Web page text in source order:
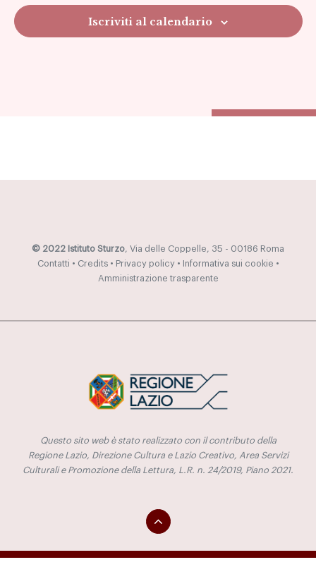
Iscriviti al calendario
© 2022 Istituto Sturzo, Via delle Coppelle, 35 - 00186 Roma
Contatti • Credits• Privacy policy• Informativa sui cookie •
Amministrazione trasparente
Questo sito web è stato realizzato con il contributo della
Regione Lazio, Direzione Cultura e Lazio Creativo, Area Servizi
Culturali e Promozione della Lettura, L.R. n. 24/2019, Piano 2021.